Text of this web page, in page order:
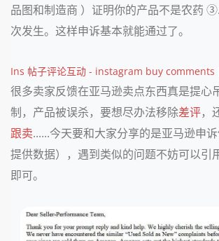
品图和制造商 ）证明你的产品不是农药
次发生。这样申诉基本就能通过了。
Ins 帖子评论互动 - instagram buy comments
很多卖家反馈在亚马逊卖点东西真是提心
制，产品被误杀，要想尽办法移除差评，
跟卖......今天要和大家分享的是亚马逊申
提供数据），遇到类似的问题不妨可以引
即可。